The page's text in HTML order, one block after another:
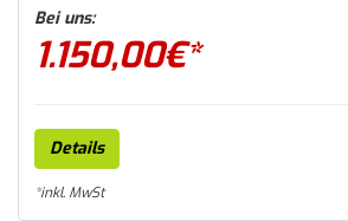
Bei uns:
1.150,00€*
Details
*inkl. MwSt